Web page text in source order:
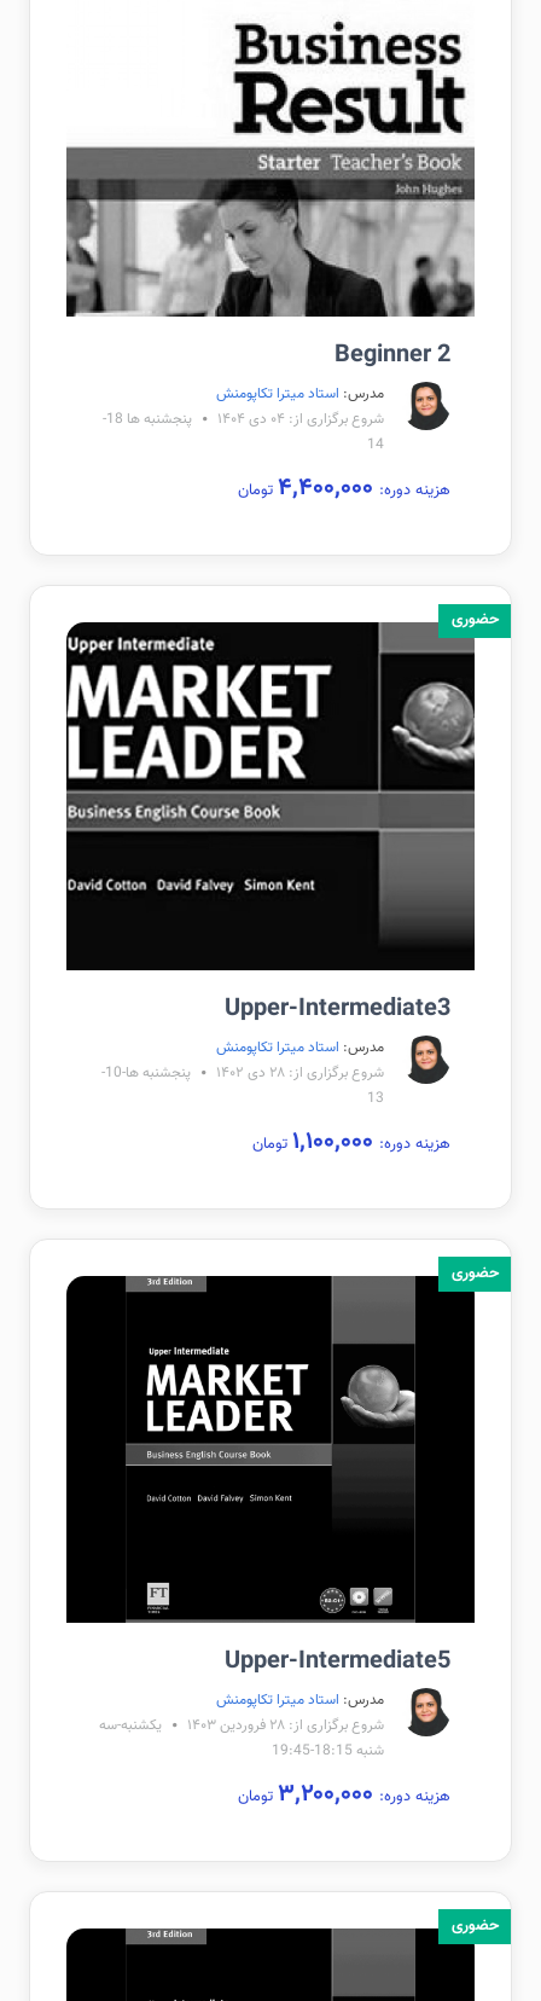
Beginner 2
مدرس: استاد میترا تکاپومنش
شروع برگزاری از: ۰۴ دی ۱۴۰۴
پنجشنبه ها 18-
14
هزینه دوره: تومان
حضوری
Upper-Intermediate3
مدرس: استاد میترا تکاپومنش
شروع برگزاری از: ۲۸ دی ۱۴۰۲
پنجشنبه ها-10-
13
هزینه دوره: تومان
حضوری
Upper-Intermediate5
مدرس: استاد میترا تکاپومنش
شروع برگزاری از: ۲۸ فروردین ۱۴۰۳
یکشنبه-سه
شنبه 18:15-19:45
هزینه دوره: تومان
حضوری